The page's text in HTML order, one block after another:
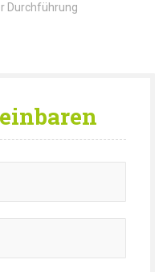
Durchführung